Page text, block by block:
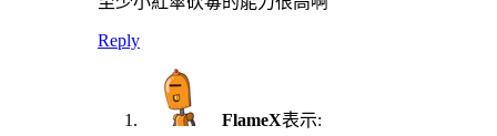
Reply
FlameX表示: